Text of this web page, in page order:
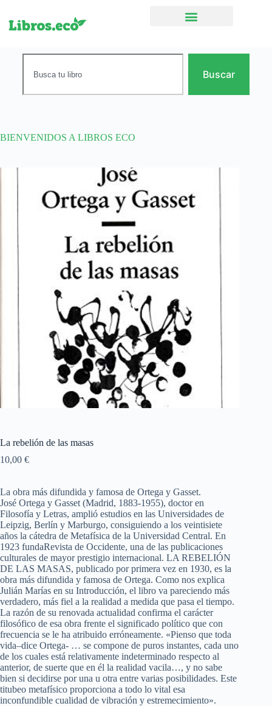
Buscar
BIENVENIDOS A LIBROS ECO
La rebelión de las masas
10,00 €
La obra más difundida y famosa de Ortega y Gasset.
José Ortega y Gasset (Madrid, 1883-1955), doctor en
Filosofía y Letras, amplió estudios en las Universidades de
Leipzig, Berlín y Marburgo, consiguiendo a los veintisiete
años la cátedra de Metafísica de la Universidad Central. En
1923 fundaRevista de Occidente, una de las publicaciones
culturales de mayor prestigio internacional. LA REBELIÓN
DE LAS MASAS, publicado por primera vez en 1930, es la
obra más difundida y famosa de Ortega. Como nos explica
Julián Marías en su Introducción, el libro va pareciendo más
verdadero, más fiel a la realidad a medida que pasa el tiempo.
La razón de su renovada actualidad confirma el carácter
filosófico de esa obra frente el significado político que con
frecuencia se le ha atribuido erróneamente. «Pienso que toda
vida–dice Ortega- … se compone de puros instantes, cada uno
de los cuales está relativamente indeterminado respecto al
anterior, de suerte que en él la realidad vacila…, y no sabe
bien si decidirse por una u otra entre varias posibilidades. Este
titubeo metafísico proporciona a todo lo vital esa
inconfundible cualidad de vibración y estremecimiento».